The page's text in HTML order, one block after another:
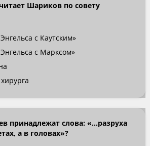
Шариков по совету
с Каутским»
с Марксом»
принадлежат слова: «…разруха
а в головах»?